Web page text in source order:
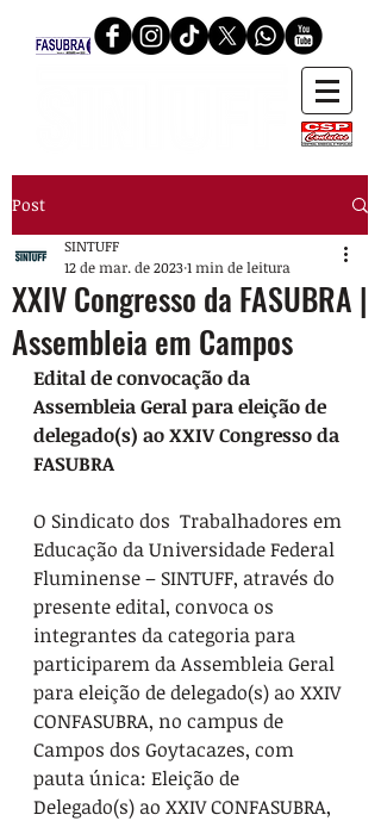
Post
XXIV Congresso da FASUBRA |
Assembleia em Campos
SINTUFF
12 de mar. de 20231 min de leitura
Edital de convocação da
Assembleia Geral para eleição de
delegado(s) ao XXIV Congresso da
FASUBRA
O Sindicato dos  Trabalhadores em
Educação da Universidade Federal
Fluminense – SINTUFF, através do
presente edital, convoca os
integrantes da categoria para
participarem da Assembleia Geral
para eleição de delegado(s) ao XXIV
CONFASUBRA, no campus de
Campos dos Goytacazes, com
pauta única: Eleição de
Delegado(s) ao XXIV CONFASUBRA,